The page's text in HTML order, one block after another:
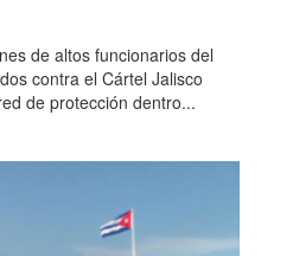
de altos funcionarios del
contra el Cártel Jalisco
de protección dentro...